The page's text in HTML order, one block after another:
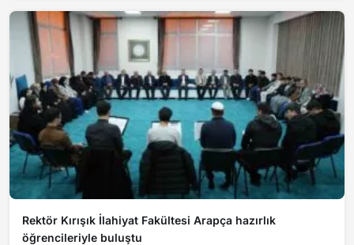
Rektör Kırışık İlahiyat Fakültesi Arapça hazırlık
öğrencileriyle buluştu